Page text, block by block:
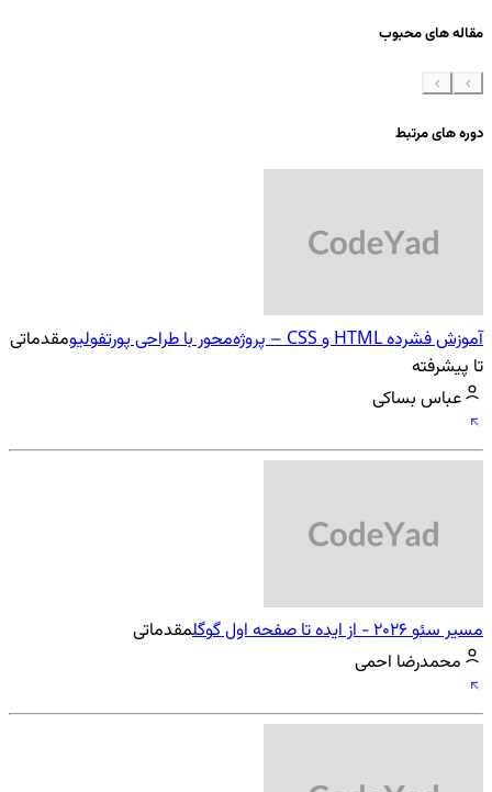
مقاله های محبوب
دوره های مرتبط
آموزش فشرده HTML و CSS – پروژه‌محور با طراحی پورتفولیو
مقدماتی
تا پیشرفته
عباس بساکی
مسیر سئو 2026 - از ایده تا صفحه اول گوگل
مقدماتی
محمدرضا احمی